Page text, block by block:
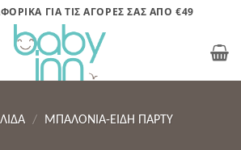
ΓΙΑ ΤΙΣ ΑΓΟΡΕΣ ΣΑΣ ΑΠΟ €49
/ ΜΠΑΛΟΝΙΑ-ΕΙΔΗ ΠΑΡΤΥ